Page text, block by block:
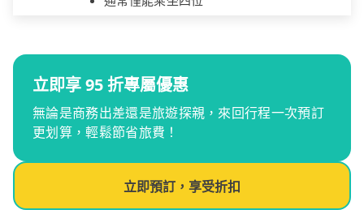
立即享 95 折專屬優惠
無論是商務出差還是旅遊探親，來回行程一次預訂
更划算，輕鬆節省旅費！
立即預訂，享受折扣